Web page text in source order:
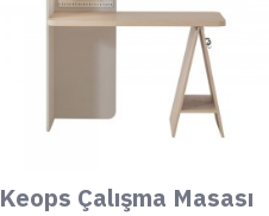
Keops Çalışma Masası